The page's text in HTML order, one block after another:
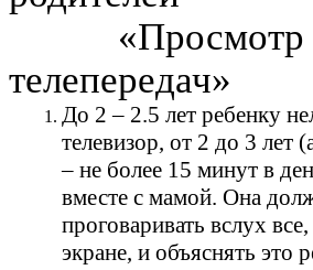
«Просмотр
телепередач»
До 2 – 2.5 лет ребенку
телевизор, от 2 до 3 лет
– не более 15 минут в
вместе с мамой. Она
проговаривать вслух
экране, и объяснять это